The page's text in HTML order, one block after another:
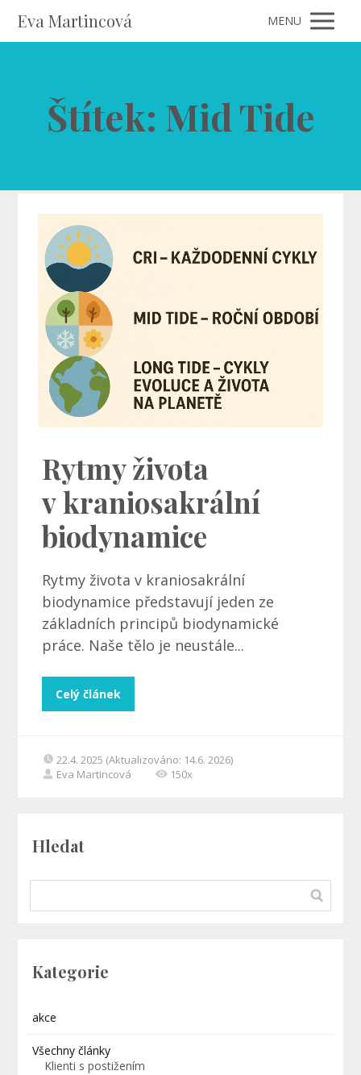
Eva Martincová MENU
Štítek: Mid Tide
Rytmy života
v kraniosakrální
biodynamice
Rytmy života v kraniosakrální
biodynamice představují jeden ze
základních principů biodynamické
práce. Naše tělo je neustále...
Celý článek
22.4. 2025 (Aktualizováno: 14.6. 2026)
Eva Martincová
150x
Hledat
Kategorie
akce
Všechny články
Klienti s postižením